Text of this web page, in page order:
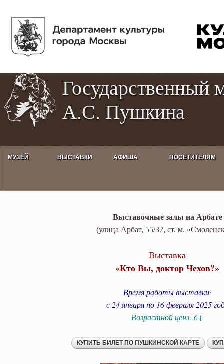
Государственный
А.С. Пушкина
МУЗЕЙ ВЫСТАВКИ АФИША ПОСЕТИТЕЛЯМ
Выставка «Кто Вы, доктор
Выставочные залы на Арбате
(улица Арбат, 55/32, ст. м.
Выставка
«Кто Вы, доктор Чехов?»
Время работы выставки:
с 24 января по 16 февраля 2025
Возрастной ценз: 6+